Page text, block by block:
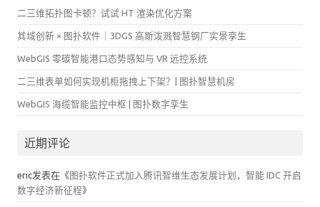
二三维拓扑图卡顿？试试 HT 渲染优化方案
其域创新 × 图扑软件｜3DGS 高斯泼溅智慧钢厂实景孪生
WebGIS 零碳智能港口态势感知与 VR 远控系统
二三维表单如何实现机柜拖拽上下架？| 图扑智慧机房
WebGIS 海缆智能监控中枢 | 图扑数字孪生
近期评论
eric发表在《 图扑软件正式加入腾讯智维生态发展计划，智能 IDC 开启
数字经济新征程》